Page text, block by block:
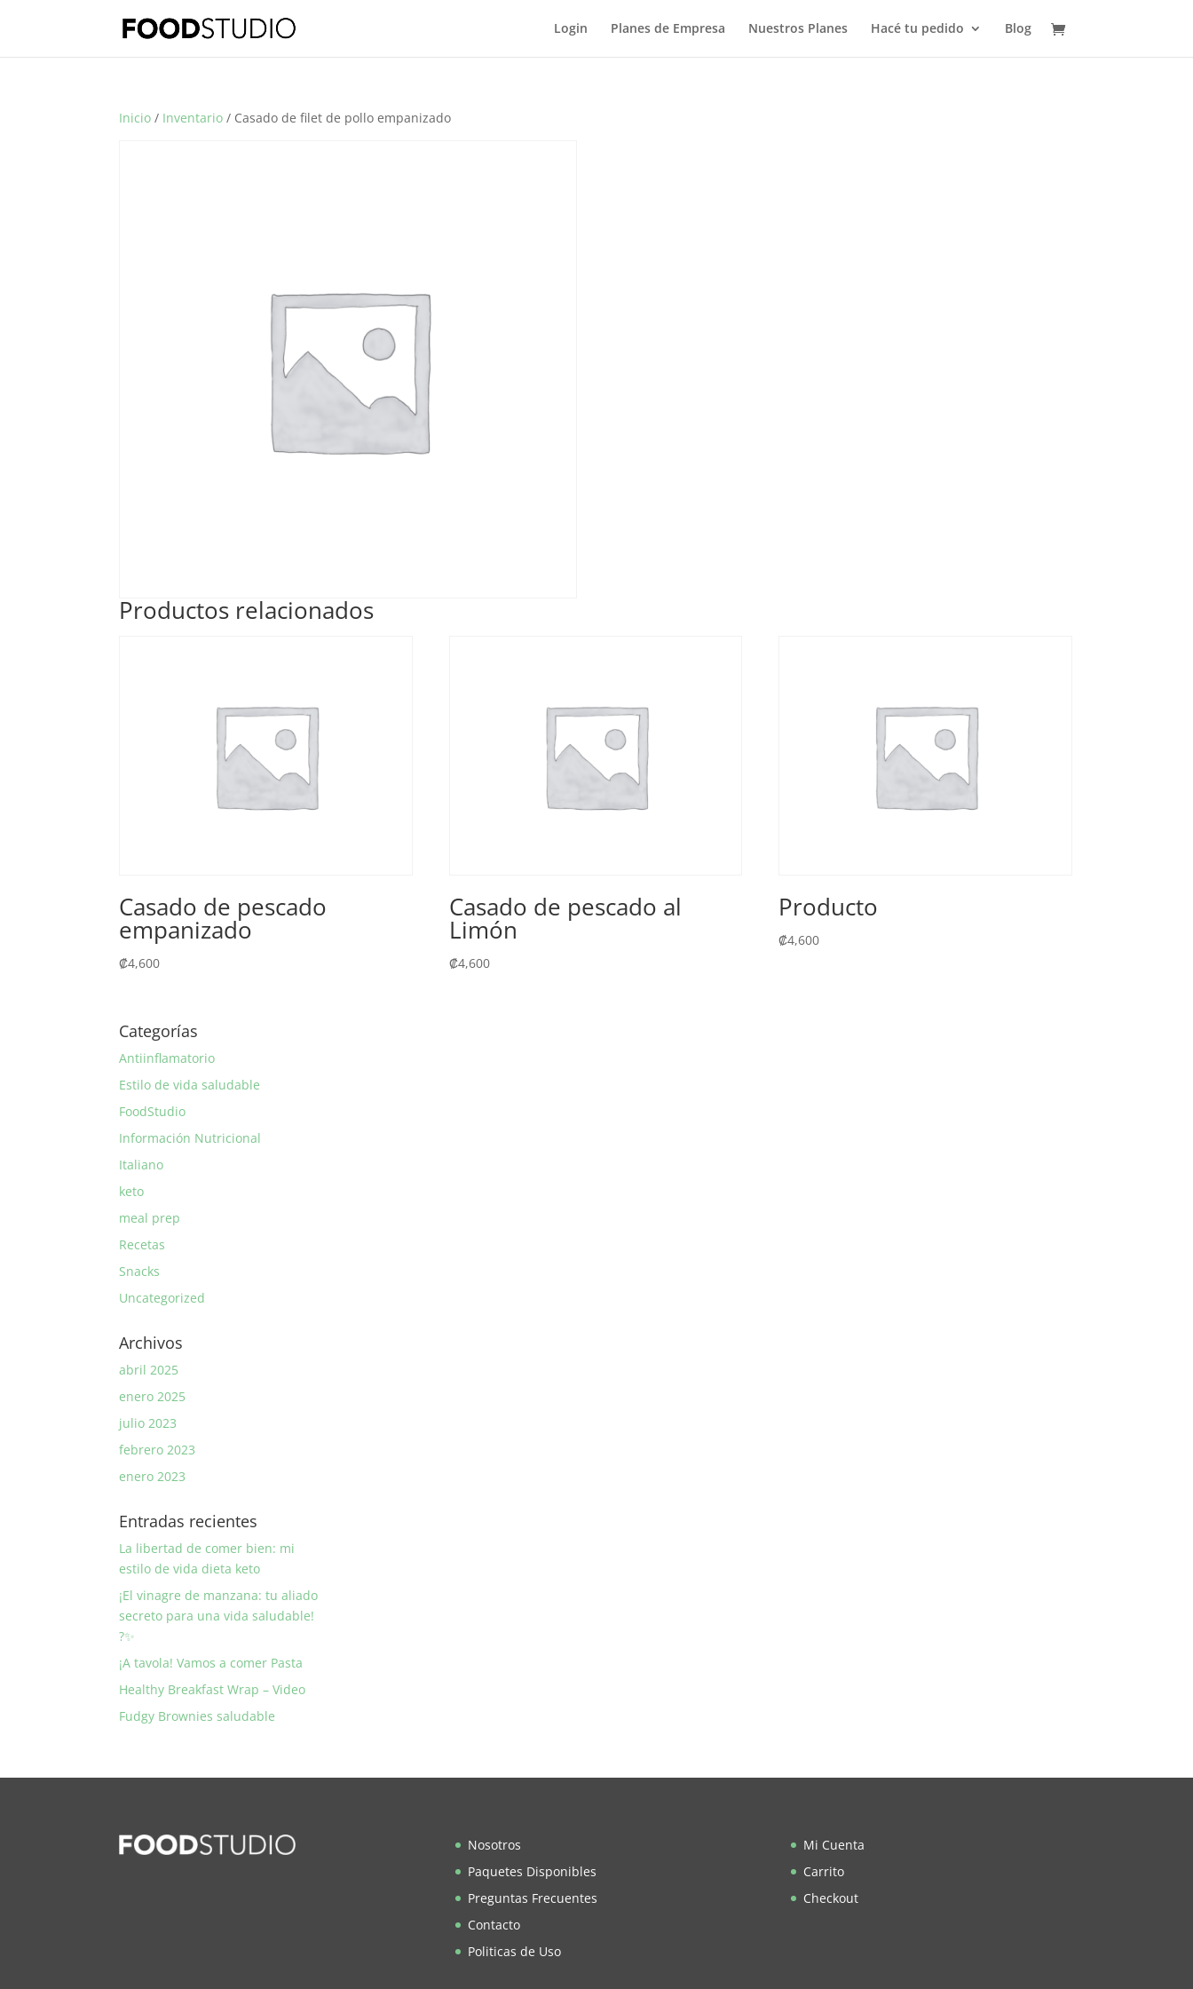
Login Planes de Empresa Nuestros Planes Hacé tu pedido Blog
Inicio / Inventario / Casado de filet de pollo empanizado
Productos relacionados
Casado de pescado
empanizado
₡4,600
Casado de pescado al
Limón
₡4,600
Producto
₡4,600
Categorías
Antiinflamatorio
Estilo de vida saludable
FoodStudio
Información Nutricional
Italiano
keto
meal prep
Recetas
Snacks
Uncategorized
Archivos
abril 2025
enero 2025
julio 2023
febrero 2023
enero 2023
Entradas recientes
La libertad de comer bien: mi
estilo de vida dieta keto
¡El vinagre de manzana: tu aliado
secreto para una vida saludable!
?✨
¡A tavola! Vamos a comer Pasta
Healthy Breakfast Wrap – Video
Fudgy Brownies saludable
Nosotros
Paquetes Disponibles
Preguntas Frecuentes
Contacto
Politicas de Uso
Mi Cuenta
Carrito
Checkout